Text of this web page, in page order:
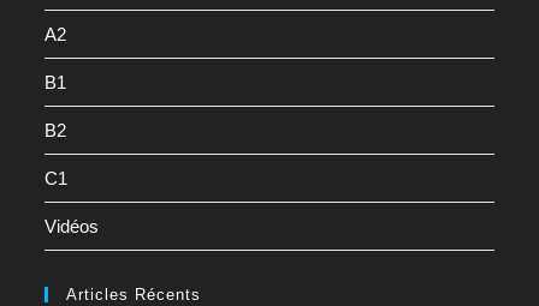
A2
B1
B2
C1
Vidéos
Articles Récents